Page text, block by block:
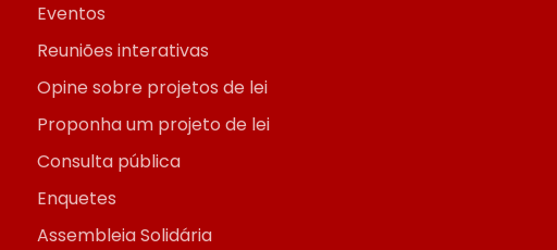
Eventos
Reuniões interativas
Opine sobre projetos de lei
Proponha um projeto de lei
Consulta pública
Enquetes
Assembleia Solidária